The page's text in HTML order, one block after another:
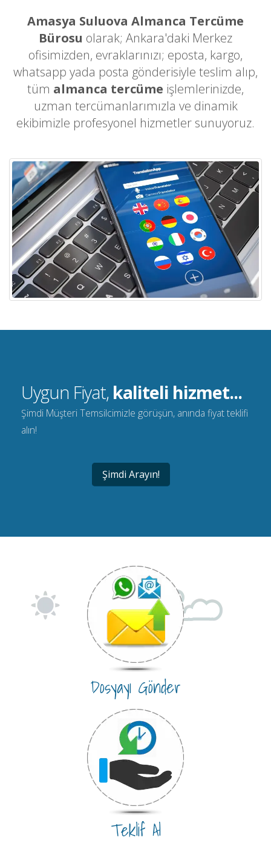
Amasya Suluova Almanca Tercüme
Bürosu olarak; Ankara'daki Merkez
ofisimizden, evraklarınızı; eposta, kargo,
whatsapp yada posta gönderisiyle teslim alıp,
tüm almanca tercüme işlemlerinizde,
uzman tercümanlarımızla ve dinamik
ekibimizle profesyonel hizmetler sunuyoruz.
Uygun Fiyat, kaliteli hizmet...
Şimdi Müşteri Temsilcimizle görüşün, anında fiyat teklifi
alın!
Şimdi Arayın!
Dosyayı Gönder
Teklif Al